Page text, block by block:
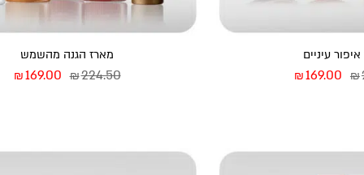
עיניים
₪ המחיר המקורי היה: ₪219.00.
₪169.00
מארז הגנה מהשמש
₪224.50 המחיר המקורי
₪169.00